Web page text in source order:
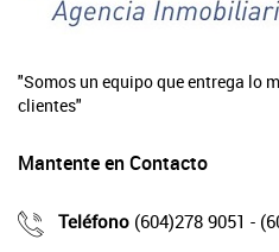
"Somos un equipo que entrega lo
clientes"
Mantente en Contacto
Teléfono (604)278 9051 -